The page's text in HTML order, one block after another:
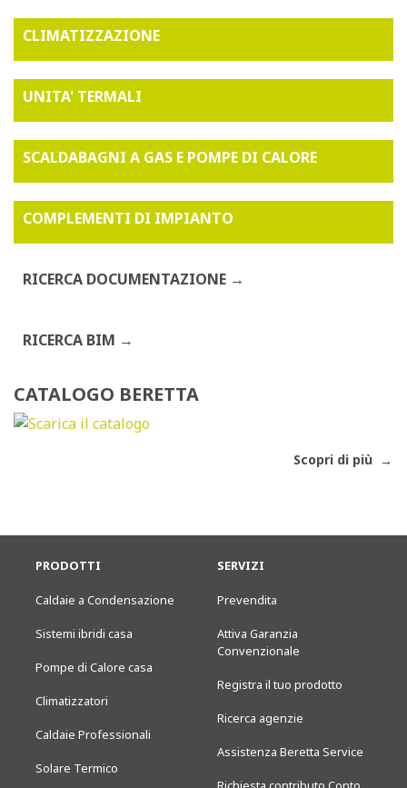
CLIMATIZZAZIONE
UNITA' TERMALI
SCALDABAGNI A GAS E POMPE DI CALORE
COMPLEMENTI DI IMPIANTO
RICERCA DOCUMENTAZIONE
RICERCA BIM
CATALOGO BERETTA
Scopri di più
PRODOTTI
Caldaie a Condensazione
Sistemi ibridi casa
Pompe di Calore casa
Climatizzatori
Caldaie Professionali
Solare Termico
SERVIZI
Prevendita
Attiva Garanzia
Convenzionale
Registra il tuo prodotto
Ricerca agenzie
Assistenza Beretta Service